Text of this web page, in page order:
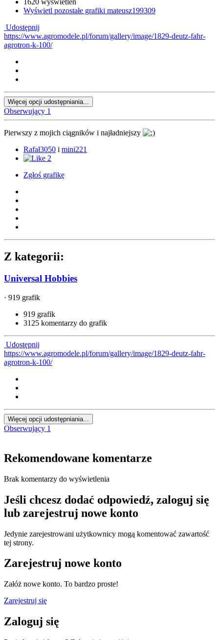
1620 wyświetleń
Wyświetl pozostałe grafiki mateusz199309
Udostępnij
https://www.agromodele.pl/forum/gallery/image/1829-deutz-fahr-
agrotron-k-100/
Więcej opcji udostępniania...
Obserwujący 1
Pierwszy z mojich ciągników i najładniejszy
Rafał3050 i mini221
2
Zgłoś grafikę
Z kategorii:
Universal Hobbies
· 919 grafik
919 grafik
3125 komentarzy do grafik
Udostępnij
https://www.agromodele.pl/forum/gallery/image/1829-deutz-fahr-
agrotron-k-100/
Więcej opcji udostępniania...
Obserwujący 1
Rekomendowane komentarze
Brak komentarzy do wyświetlenia
Jeśli chcesz dodać odpowiedź, zaloguj się
lub zarejestruj nowe konto
Jedynie zarejestrowani użytkownicy mogą komentować zawartość
tej strony.
Zarejestruj nowe konto
Załóż nowe konto. To bardzo proste!
Zarejestruj się
Zaloguj się